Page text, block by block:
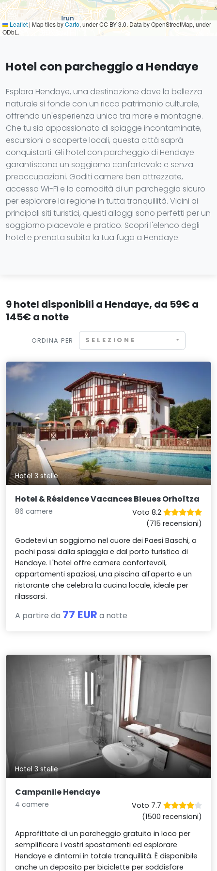
Leaflet | Map tiles byCarto, under CC BY 3.0. Data by OpenStreetMap, under
ODbL.
Hotel con parcheggio a Hendaye
Esplora Hendaye, una destinazione dove la bellezza
naturale si fonde con un ricco patrimonio culturale,
offrendo un'esperienza unica tra mare e montagne.
Che tu sia appassionato di spiagge incontaminate,
escursioni o scoperte locali, questa città saprà
conquistarti. Gli hotel con parcheggio di Hendaye
garantiscono un soggiorno confortevole e senza
preoccupazioni. Goditi camere ben attrezzate,
accesso Wi-Fi e la comodità di un parcheggio sicuro
per esplorare la regione in tutta tranquillità. Vicini ai
principali siti turistici, questi alloggi sono perfetti per un
soggiorno piacevole e pratico. Scopri l'elenco degli
hotel e prenota subito la tua fuga a Hendaye.
9 hotel disponibili a Hendaye, da 59€ a
145€ a notte
ORDINA PER SELEZIONE
Hotel 3 stelle
Hotel & Résidence Vacances Bleues Orhoïtza
86 camere
Voto 8.2
(715 recensioni)
Godetevi un soggiorno nel cuore dei Paesi Baschi, a
pochi passi dalla spiaggia e dal porto turistico di
Hendaye. L'hotel offre camere confortevoli,
appartamenti spaziosi, una piscina all'aperto e un
ristorante che celebra la cucina locale, ideale per
rilassarsi.
A partire da 77 EUR a notte
Hotel 3 stelle
Campanile Hendaye
4 camere
Voto 7.7
(1500 recensioni)
Approfittate di un parcheggio gratuito in loco per
semplificare i vostri spostamenti ed esplorare
Hendaye e dintorni in totale tranquillità. È disponibile
anche un deposito per biciclette per soddisfare